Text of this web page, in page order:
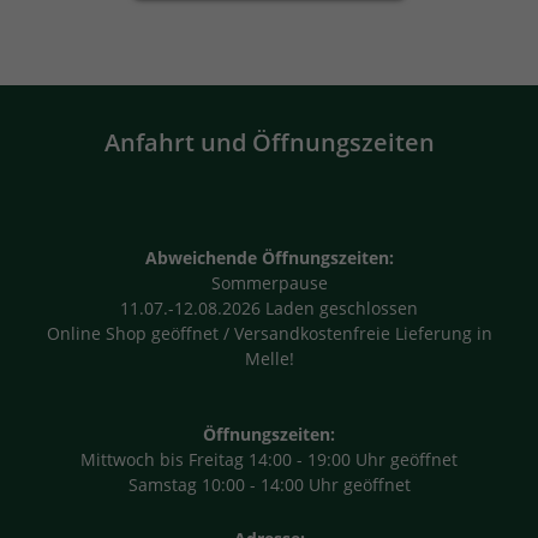
Anfahrt und Öffnungszeiten
Abweichende Öffnungszeiten:
Sommerpause
11.07.-12.08.2026 Laden geschlossen
Online Shop geöffnet / Versandkostenfreie Lieferung in
Melle!
Öffnungszeiten:
Mittwoch bis Freitag 14:00 - 19:00 Uhr geöffnet
Samstag 10:00 - 14:00 Uhr geöffnet